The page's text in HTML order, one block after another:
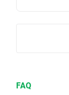
FAQ